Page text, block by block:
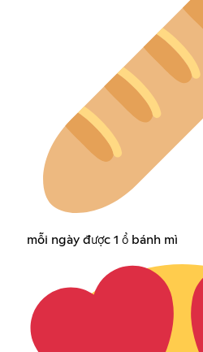
mỗi ngày được 1 ổ bánh mì